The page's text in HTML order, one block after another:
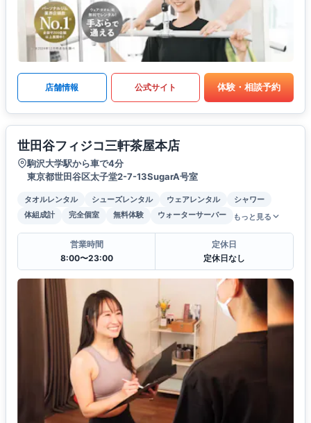
店舗情報 公式サイト 体験・相談予約
世田谷フィジコ三軒茶屋本店
駒沢大学駅から車で4分
東京都世田谷区太子堂2-7-13SugarA号室
タオルレンタル シューズレンタル ウェアレンタル
シャワー
体組成計
完全個室 無料体験 ウォーターサーバー もっと見る
営業時間
8:00〜23:00
定休日
定休日なし